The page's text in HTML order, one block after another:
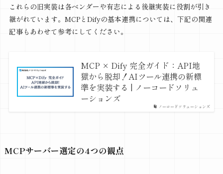
これらの旧実装は各ベンダーや有志による後継実装に役割が引き
継がれています。MCPとDifyの基本連携については、下記の関連
記事もあわせて参考にしてください。
ノーコードソリューションズ
MCP × Dify 完全ガイド：API地
獄から脱却！AIツール連携の新標
準を実装する | ノーコードソリュ
ーションズ
MCPサーバー選定の4つの観点